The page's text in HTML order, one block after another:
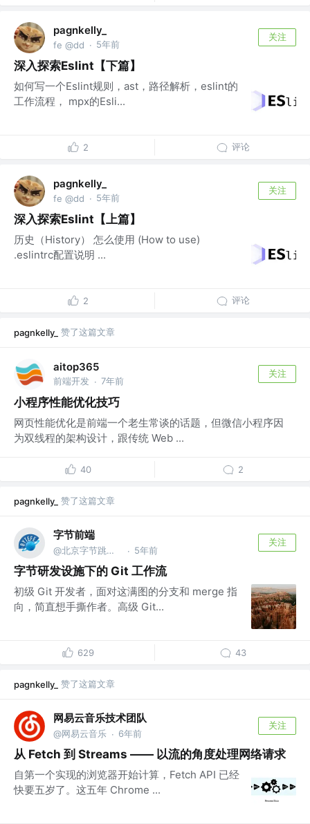
pagnkelly_
fe @dd · 5年前
关注
深入探索Eslint【下篇】
如何写一个Eslint规则，ast，路径解析，eslint的
工作流程， mpx的Esli...
2 评论
pagnkelly_
fe @dd · 5年前
关注
深入探索Eslint【上篇】
历史（History） 怎么使用 (How to use)
.eslintrc配置说明 ...
2 评论
pagnkelly_ 赞了这篇文章
aitop365
前端开发 · 7年前
关注
小程序性能优化技巧
网页性能优化是前端一个老生常谈的话题，但微信小程序因
为双线程的架构设计，跟传统 Web ...
40 2
pagnkelly_ 赞了这篇文章
字节前端
@北京字节跳动网络技术有限公司 · 5年前
关注
字节研发设施下的 Git 工作流
初级 Git 开发者，面对这满图的分支和 merge 指
向，简直想手撕作者。高级 Git...
629 43
pagnkelly_ 赞了这篇文章
网易云音乐技术团队
@网易云音乐 · 6年前
关注
从 Fetch 到 Streams —— 以流的角度处理网络请求
自第一个实现的浏览器开始计算，Fetch API 已经
快要五岁了。这五年 Chrome ...